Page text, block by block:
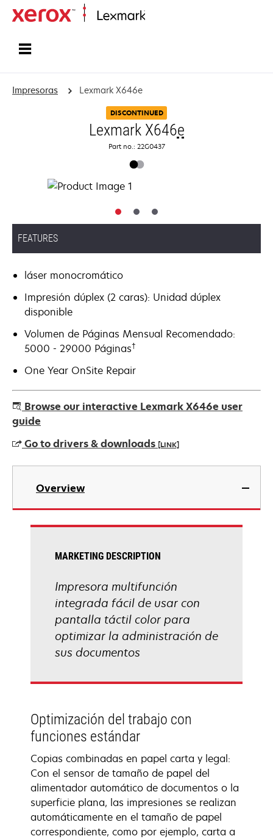
Impresoras Lexmark X646e
DISCONTINUED
Lexmark X646e
Part no.: 22G0437
FEATURES
láser monocromático
Impresión dúplex (2 caras): Unidad dúplex
disponible
Volumen de Páginas Mensual Recomendado:
5000 - 29000 Páginas†
One Year OnSite Repair
Browse our interactive Lexmark X646e user
guide
Go to drivers & downloads [LINK]
opens
new
Overview
MARKETING DESCRIPTION
Impresora multifunción
integrada fácil de usar con
pantalla táctil color para
optimizar la administración de
sus documentos
Optimización del trabajo con
funciones estándar
Copias combinadas en papel carta y legal:
Con el sensor de tamaño de papel del
alimentador automático de documentos o la
superficie plana, las impresiones se realizan
automáticamente en el tamaño de papel
correspondiente, como por ejemplo, carta a